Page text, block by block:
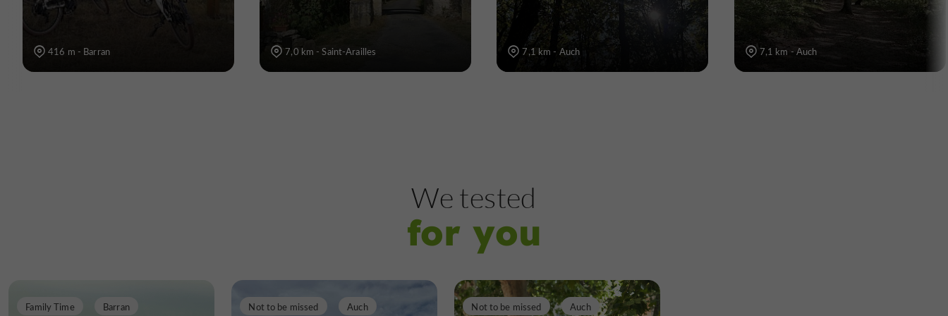
416 m - Barran 7,0 km - Saint-Arailles 7,1 km - Auch 7,1 km - Auch
We tested
for you
Family Time Barran Not to be missed Auch Not to be missed Auch